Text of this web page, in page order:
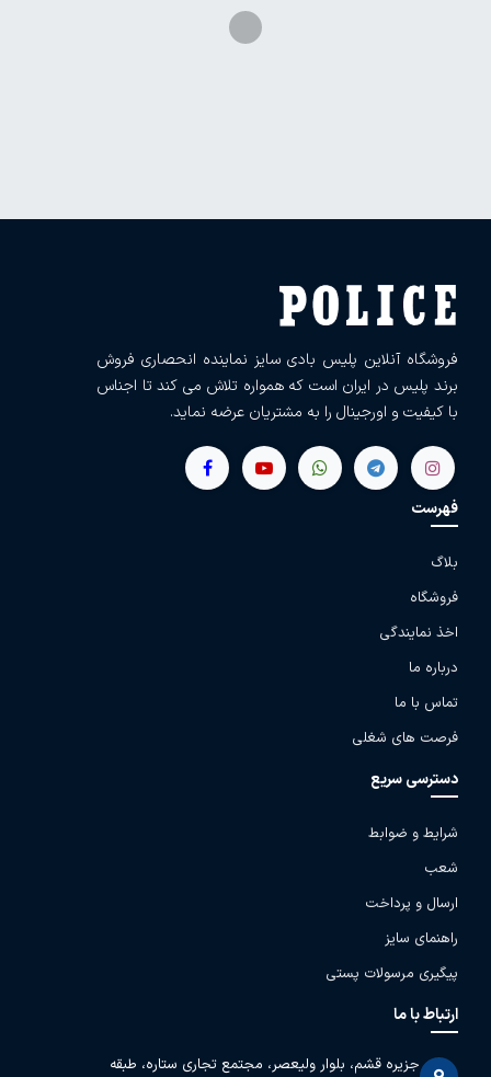
فروشگاه آنلاین پلیس بادی سایز نماینده انحصاری فروش
برند پلیس در ایران است که همواره تلاش می کند تا اجناس
با کیفیت و اورجینال را به مشتریان عرضه نماید.
فهرست
بلاگ
فروشگاه
اخذ نمایندگی
درباره ما
تماس با ما
فرصت های شغلی
دسترسی سریع
شرایط و ضوابط
شعب
ارسال و پرداخت
راهنمای سایز
پیگیری مرسولات پستی
ارتباط با ما
جزیره قشم، بلوار ولیعصر، مجتمع تجاری ستاره، طبقه